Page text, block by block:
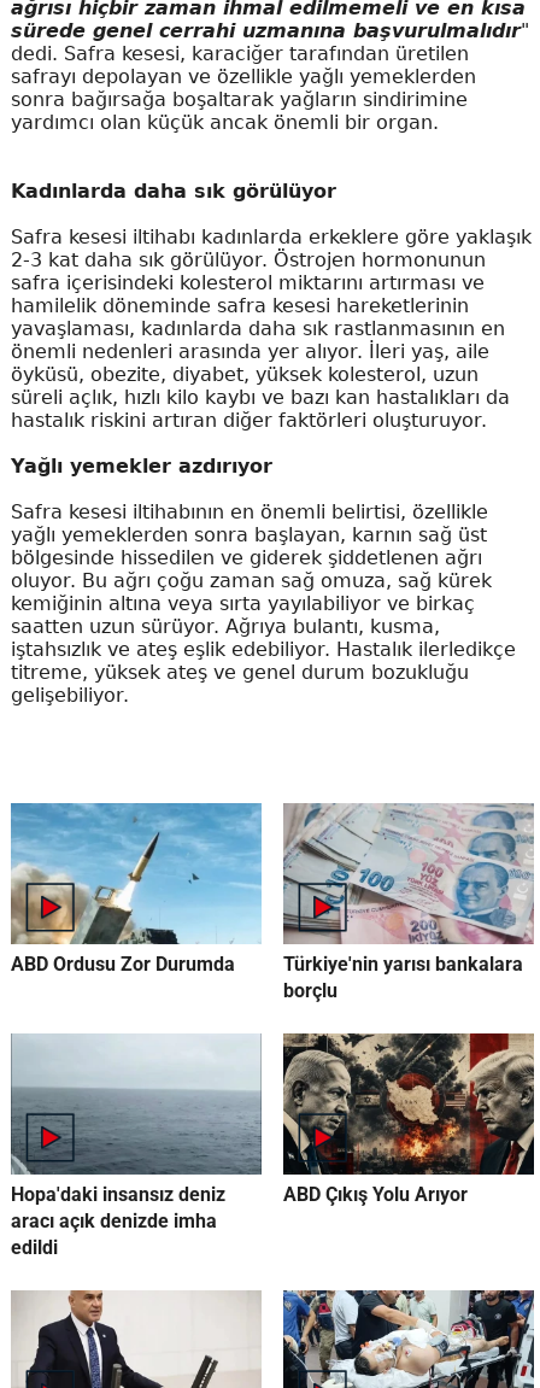
ağrısı hiçbir zaman ihmal edilmemeli ve en kısa
sürede genel cerrahi uzmanına başvurulmalıdır"
dedi. Safra kesesi, karaciğer tarafından üretilen
safrayı depolayan ve özellikle yağlı yemeklerden
sonra bağırsağa boşaltarak yağların sindirimine
yardımcı olan küçük ancak önemli bir organ.
Kadınlarda daha sık görülüyor
Safra kesesi iltihabı kadınlarda erkeklere göre yaklaşık
2-3 kat daha sık görülüyor. Östrojen hormonunun
safra içerisindeki kolesterol miktarını artırması ve
hamilelik döneminde safra kesesi hareketlerinin
yavaşlaması, kadınlarda daha sık rastlanmasının en
önemli nedenleri arasında yer alıyor. İleri yaş, aile
öyküsü, obezite, diyabet, yüksek kolesterol, uzun
süreli açlık, hızlı kilo kaybı ve bazı kan hastalıkları da
hastalık riskini artıran diğer faktörleri oluşturuyor.
Yağlı yemekler azdırıyor
Safra kesesi iltihabının en önemli belirtisi, özellikle
yağlı yemeklerden sonra başlayan, karnın sağ üst
bölgesinde hissedilen ve giderek şiddetlenen ağrı
oluyor. Bu ağrı çoğu zaman sağ omuza, sağ kürek
kemiğinin altına veya sırta yayılabiliyor ve birkaç
saatten uzun sürüyor. Ağrıya bulantı, kusma,
iştahsızlık ve ateş eşlik edebiliyor. Hastalık ilerledikçe
titreme, yüksek ateş ve genel durum bozukluğu
gelişebiliyor.
ABD Ordusu Zor Durumda
Türkiye'nin yarısı bankalara
borçlu
Hopa'daki insansız deniz
aracı açık denizde imha
edildi
ABD Çıkış Yolu Arıyor